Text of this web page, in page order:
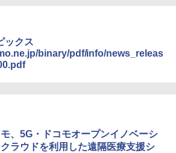
ックス
binary/pdf/info/news_releas
モ、5G・ドコモオープンイノベーシ
クラウドを利用した遠隔医療支援シ